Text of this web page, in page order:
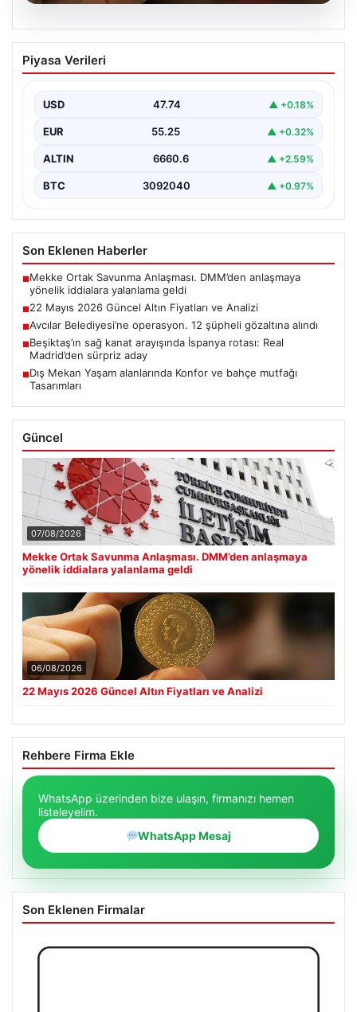
06.08.2026
22 Mayıs 2026 Güncel Altın Fiyatları ve
Analizi
hareketlilik yatırımcıların ve ilgili piyasa uzmanlarının
en…
Piyasa Verileri
USD 47.74 ▲ +0.18%
EUR 55.25 ▲ +0.32%
ALTIN 6660.6 ▲ +2.59%
BTC 3092040 ▲ +0.97%
Son Eklenen Haberler
■Mekke Ortak Savunma Anlaşması. DMM’den anlaşmaya
yönelik iddialara yalanlama geldi
■22 Mayıs 2026 Güncel Altın Fiyatları ve Analizi
■Avcılar Belediyesi’ne operasyon. 12 şüpheli gözaltına alındı
■Beşiktaş’ın sağ kanat arayışında İspanya rotası: Real
Madrid’den sürpriz aday
■Dış Mekan Yaşam alanlarında Konfor ve bahçe mutfağı
Tasarımları
Güncel
07/08/2026
Mekke Ortak Savunma Anlaşması. DMM’den anlaşmaya
yönelik iddialara yalanlama geldi
06/08/2026
22 Mayıs 2026 Güncel Altın Fiyatları ve Analizi
Rehbere Firma Ekle
WhatsApp üzerinden bize ulaşın, firmanızı hemen
listeleyelim.
WhatsApp Mesaj
Son Eklenen Firmalar